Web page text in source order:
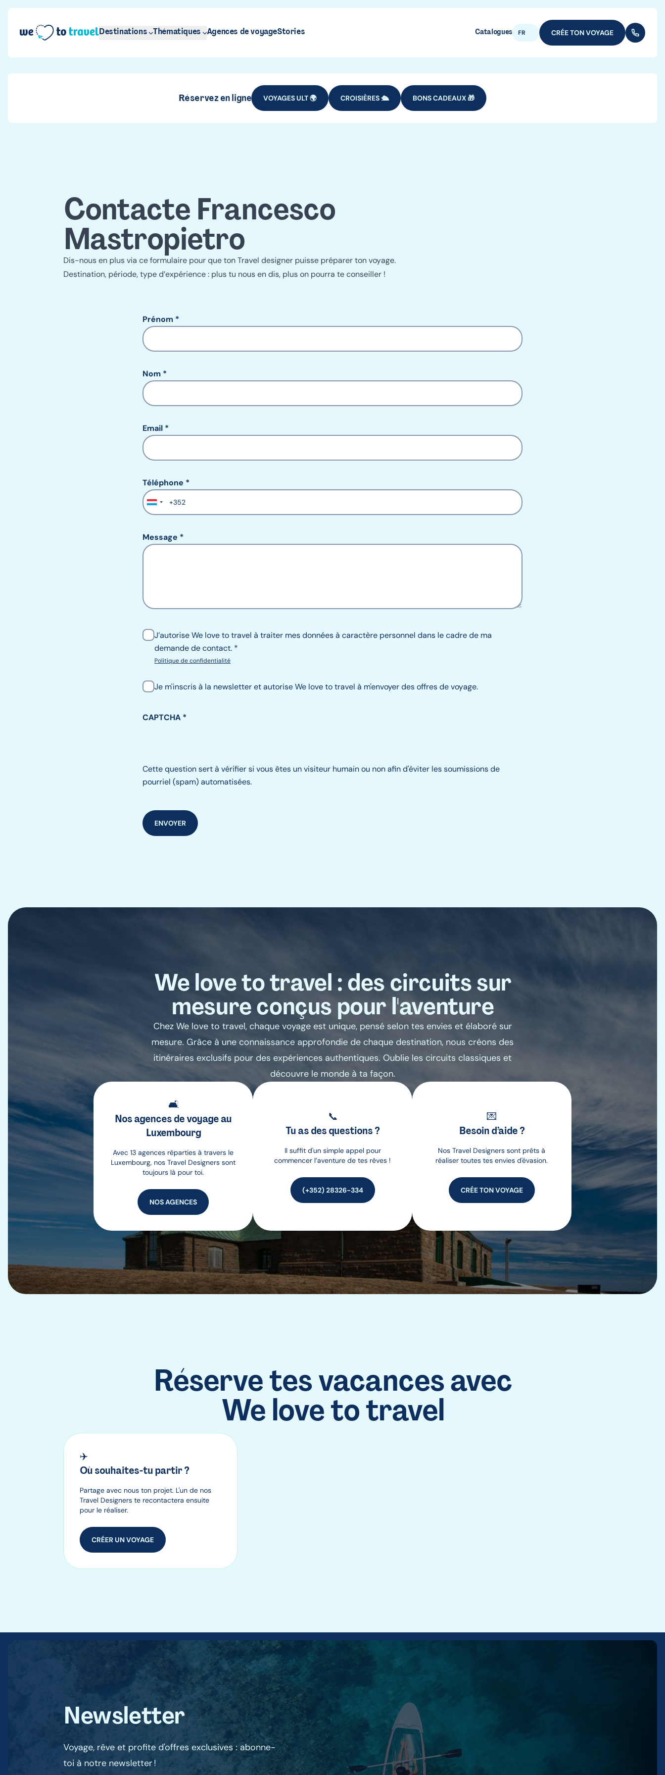
Aller au contenu principal
Destinations Thématiques Agences de voyageStories Catalogues CRÉE TON VOYAGE
FR (+352)
Réservez en ligne VOYAGES ULT 🌍 CROISIÈRES 🛳️ BONS CADEAUX 🎁
Contacte Francesco
Mastropietro
Dis-nous en plus via ce formulaire pour que ton Travel designer puisse préparer ton voyage.
Destination, période, type d’expérience : plus tu nous en dis, plus on pourra te conseiller !
Prénom
Nom
Email
Téléphone
Téléphone
Message
J’autorise We love to travel à traiter mes données à caractère personnel dans le cadre de ma
demande de contact.
Politique de confidentialité
Je m'inscris à la newsletter et autorise We love to travel à m'envoyer des offres de voyage.
CAPTCHA
Cette question sert à vérifier si vous êtes un visiteur humain ou non afin d'éviter les soumissions de
pourriel (spam) automatisées.
We love to travel : des circuits sur
mesure conçus pour l'aventure
Chez We love to travel, chaque voyage est unique, pensé selon tes envies et élaboré sur
mesure. Grâce à une connaissance approfondie de chaque destination, nous créons des
itinéraires exclusifs pour des expériences authentiques. Oublie les circuits classiques et
découvre le monde à ta façon.
🛋️
Nos agences de voyage au
Luxembourg
Avec 13 agences réparties à travers le
Luxembourg, nos Travel Designers sont
toujours là pour toi.
NOS AGENCES
📞
Tu as des questions ?
Il suffit d'un simple appel pour
commencer l’aventure de tes rêves !
(+352) 28326-334
💌
Besoin d’aide ?
Nos Travel Designers sont prêts à
réaliser toutes tes envies d'évasion.
CRÉE TON VOYAGE
Réserve tes vacances avec
We love to travel
✈️
Où souhaites-tu partir ?
Partage avec nous ton projet. L'un de nos
Travel Designers te recontactera ensuite
pour le réaliser.
CRÉER UN VOYAGE
Newsletter
Voyage, rêve et profite d'offres exclusives : abonne-
toi à notre newsletter !